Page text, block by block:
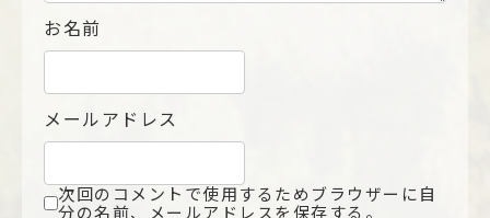
お名前
メールアドレス
次回のコメントで使用するためブラウザーに自
分の名前、メールアドレスを保存する。